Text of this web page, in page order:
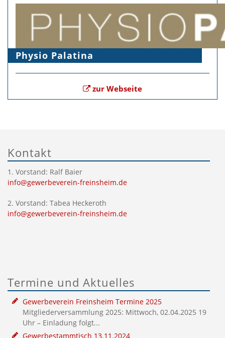
Physio Palatina
zur Webseite
Kontakt
1. Vorstand: Ralf Baier
info@gewerbeverein-freinsheim.de
2. Vorstand: Tabea Heckeroth
info@gewerbeverein-freinsheim.de
Termine und Aktuelles
Gewerbeverein Freinsheim Termine 2025
Mitgliederversammlung 2025: Mittwoch, 02.04.2025 19
Uhr – Einladung folgt...
Gewerbestammtisch 13.11.2024